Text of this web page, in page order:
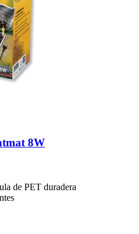
8W
de PET duradera